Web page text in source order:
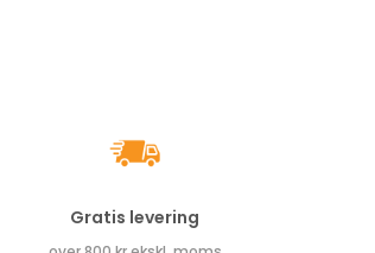
Gratis levering